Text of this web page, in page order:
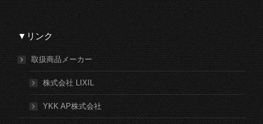
▼リンク
取扱商品メーカー
株式会社 LIXIL
YKK AP株式会社